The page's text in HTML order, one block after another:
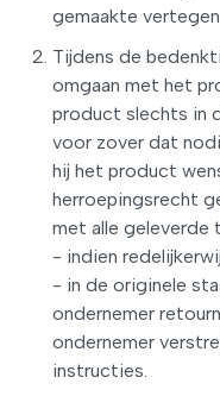
gemaakte
Tijdens de
omgaan met het
product slechts in
voor zover dat
hij het product
herroepingsrecht
met alle geleverde
- indien
- in de originele
ondernemer
ondernemer
instructies.